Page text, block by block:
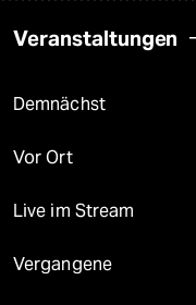
Veranstaltungen
Demnächst
Vor Ort
Live im Stream
Vergangene